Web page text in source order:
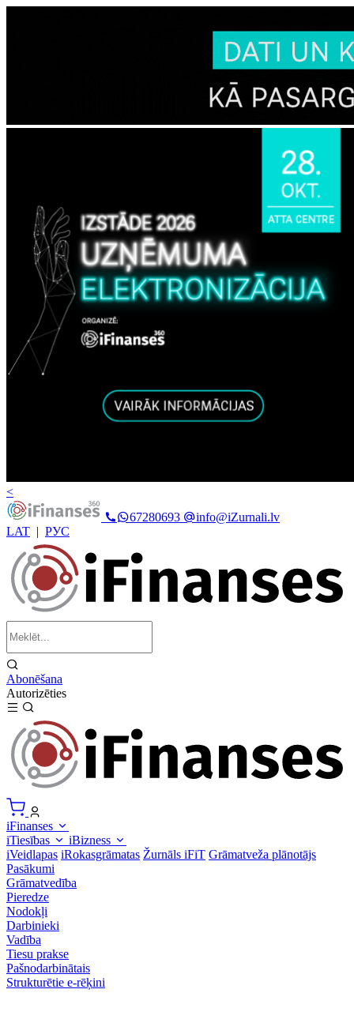
<
67280693
info@iZurnali.lv
LAT | РУС
Abonēšana
Autorizēties
iFinanses
iTiesības
iBizness
iVeidlapas iRokasgrāmatas Žurnāls iFiT Grāmatveža plānotājs
Pasākumi
Grāmatvedība
Pieredze
Nodokļi
Darbinieki
Vadība
Tiesu prakse
Pašnodarbinātais
Strukturētie e-rēķini